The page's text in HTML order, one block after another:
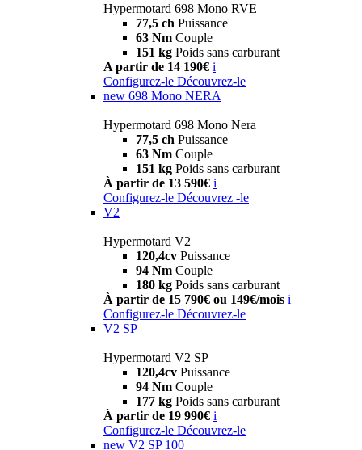
Hypermotard 698 Mono RVE
77,5 ch Puissance
63 Nm Couple
151 kg Poids sans carburant
A partir de 14 190€ i
Configurez-le Découvrez-le
new 698 Mono NERA
Hypermotard 698 Mono Nera
77,5 ch Puissance
63 Nm Couple
151 kg Poids sans carburant
À partir de 13 590€ i
Configurez-le Découvrez -le
V2
Hypermotard V2
120,4cv Puissance
94 Nm Couple
180 kg Poids sans carburant
À partir de 15 790€ ou 149€/mois i
Configurez-le Découvrez-le
V2 SP
Hypermotard V2 SP
120,4cv Puissance
94 Nm Couple
177 kg Poids sans carburant
À partir de 19 990€ i
Configurez-le Découvrez-le
new V2 SP 100